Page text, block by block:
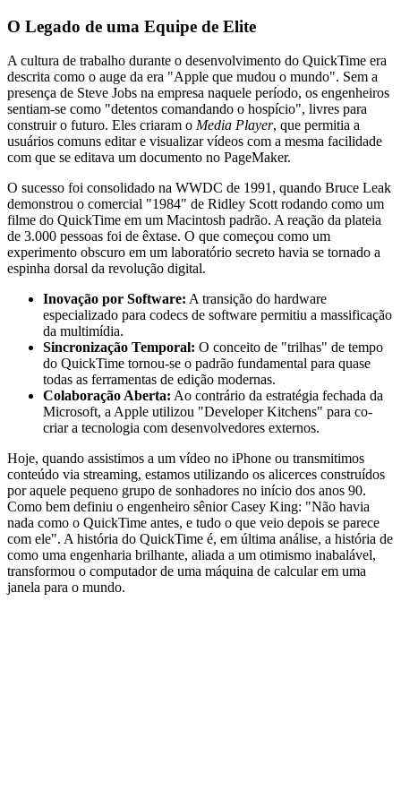
O Legado de uma Equipe de Elite
A cultura de trabalho durante o desenvolvimento do QuickTime era
descrita como o auge da era "Apple que mudou o mundo". Sem a
presença de Steve Jobs na empresa naquele período, os engenheiros
sentiam-se como "detentos comandando o hospício", livres para
construir o futuro. Eles criaram o Media Player, que permitia a
usuários comuns editar e visualizar vídeos com a mesma facilidade
com que se editava um documento no PageMaker.
O sucesso foi consolidado na WWDC de 1991, quando Bruce Leak
demonstrou o comercial "1984" de Ridley Scott rodando como um
filme do QuickTime em um Macintosh padrão. A reação da plateia
de 3.000 pessoas foi de êxtase. O que começou como um
experimento obscuro em um laboratório secreto havia se tornado a
espinha dorsal da revolução digital.
Inovação por Software: A transição do hardware
especializado para codecs de software permitiu a massificação
da multimídia.
Sincronização Temporal: O conceito de "trilhas" de tempo
do QuickTime tornou-se o padrão fundamental para quase
todas as ferramentas de edição modernas.
Colaboração Aberta: Ao contrário da estratégia fechada da
Microsoft, a Apple utilizou "Developer Kitchens" para co-
criar a tecnologia com desenvolvedores externos.
Hoje, quando assistimos a um vídeo no iPhone ou transmitimos
conteúdo via streaming, estamos utilizando os alicerces construídos
por aquele pequeno grupo de sonhadores no início dos anos 90.
Como bem definiu o engenheiro sênior Casey King: "Não havia
nada como o QuickTime antes, e tudo o que veio depois se parece
com ele". A história do QuickTime é, em última análise, a história de
como uma engenharia brilhante, aliada a um otimismo inabalável,
transformou o computador de uma máquina de calcular em uma
janela para o mundo.